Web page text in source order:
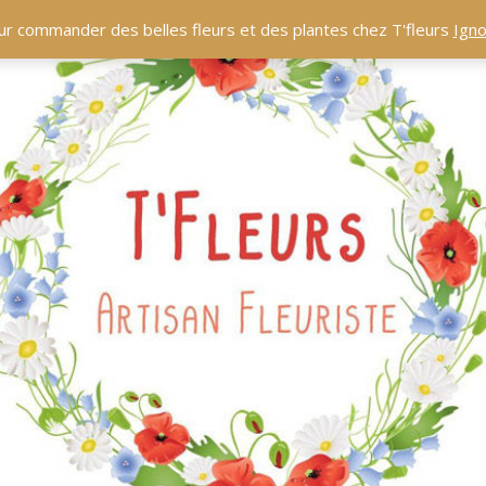
commander des belles fleurs et des plantes chez T'fleurs